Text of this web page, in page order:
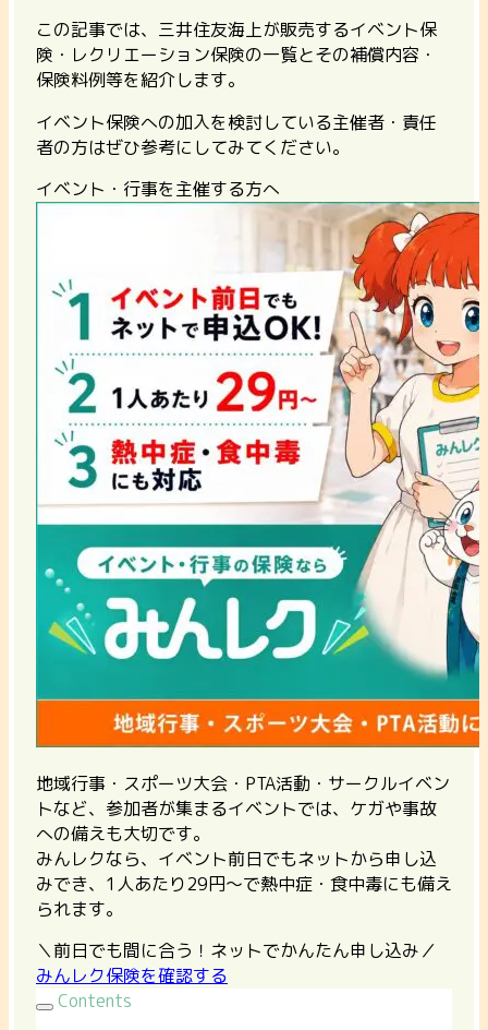
この記事では、三井住友海上が販売するイベント保
険・レクリエーション保険の一覧とその補償内容・
保険料例等を紹介します。
イベント保険への加入を検討している主催者・責任
者の方はぜひ参考にしてみてください。
イベント・行事を主催する方へ
地域行事・スポーツ大会・PTA活動・サークルイベン
トなど、参加者が集まるイベントでは、ケガや事故
への備えも大切です。
みんレクなら、イベント前日でもネットから申し込
みでき、1人あたり29円〜で熱中症・食中毒にも備え
られます。
＼前日でも間に合う！ネットでかんたん申し込み／
みんレク保険を確認する
Contents